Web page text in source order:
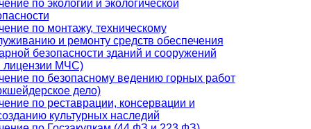
по экологии и экологической
по монтажу, техническому
и ремонту средств обеспечения
безопасности зданий и сооружений
лицензии МЧС)
по безопасному ведению горных работ
дело)
по реставрации, консервации и
культурных наследий